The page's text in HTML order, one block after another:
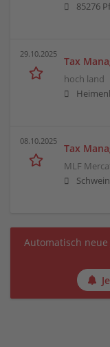
85276
29.10.2025
Tax
hoch land
08.10.2025
Tax
MLF
Automatisch